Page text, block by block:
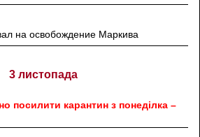
на освобождение Маркива
3 листопада
посилити карантин з понеділка –